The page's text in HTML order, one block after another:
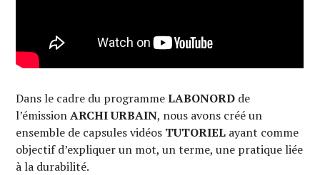
Dans le cadre du programmeLABONORD de
l’émissionARCHI URBAIN, nous avons créé un
ensemble de capsules vidéos TUTORIEL ayant comme
objectif d’expliquer un mot, un terme, une pratique liée
à la durabilité.